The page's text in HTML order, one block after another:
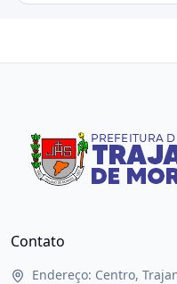
Contato
Endereço: Centro,